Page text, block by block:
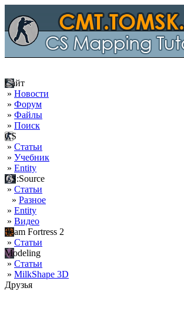
Сайт
» Новости
» Форум
» Файлы
» Поиск
CS
» Статьи
» Учебник
» Entity
CS:Source
» Статьи
» Разное
» Entity
» Видео
Team Fortress 2
» Статьи
Modeling
» Статьи
» MilkShape 3D
Друзья